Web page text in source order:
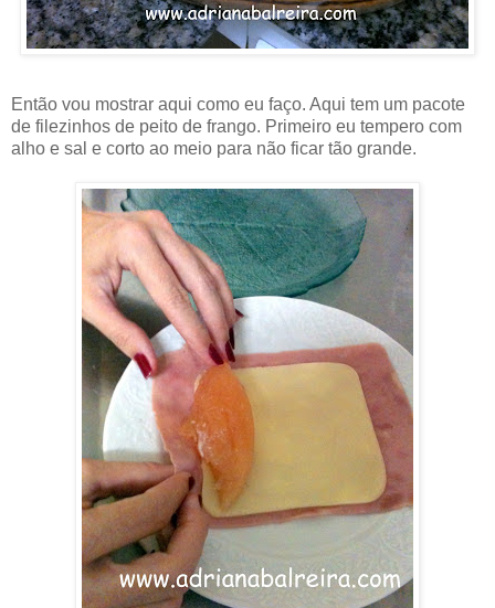
Então vou mostrar aqui como eu faço. Aqui tem um pacote
de filezinhos de peito de frango. Primeiro eu tempero com
alho e sal e corto ao meio para não ficar tão grande.